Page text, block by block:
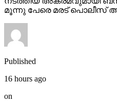
മൂന്നു പേരെ മരട് പൊലീസ്
Published
16 hours ago
on